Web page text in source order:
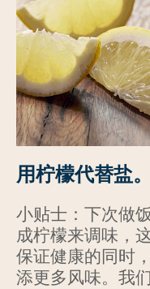
用柠檬代替盐。
小贴士：下次做
成柠檬来调味，
保证健康的同时
添更多风味。我